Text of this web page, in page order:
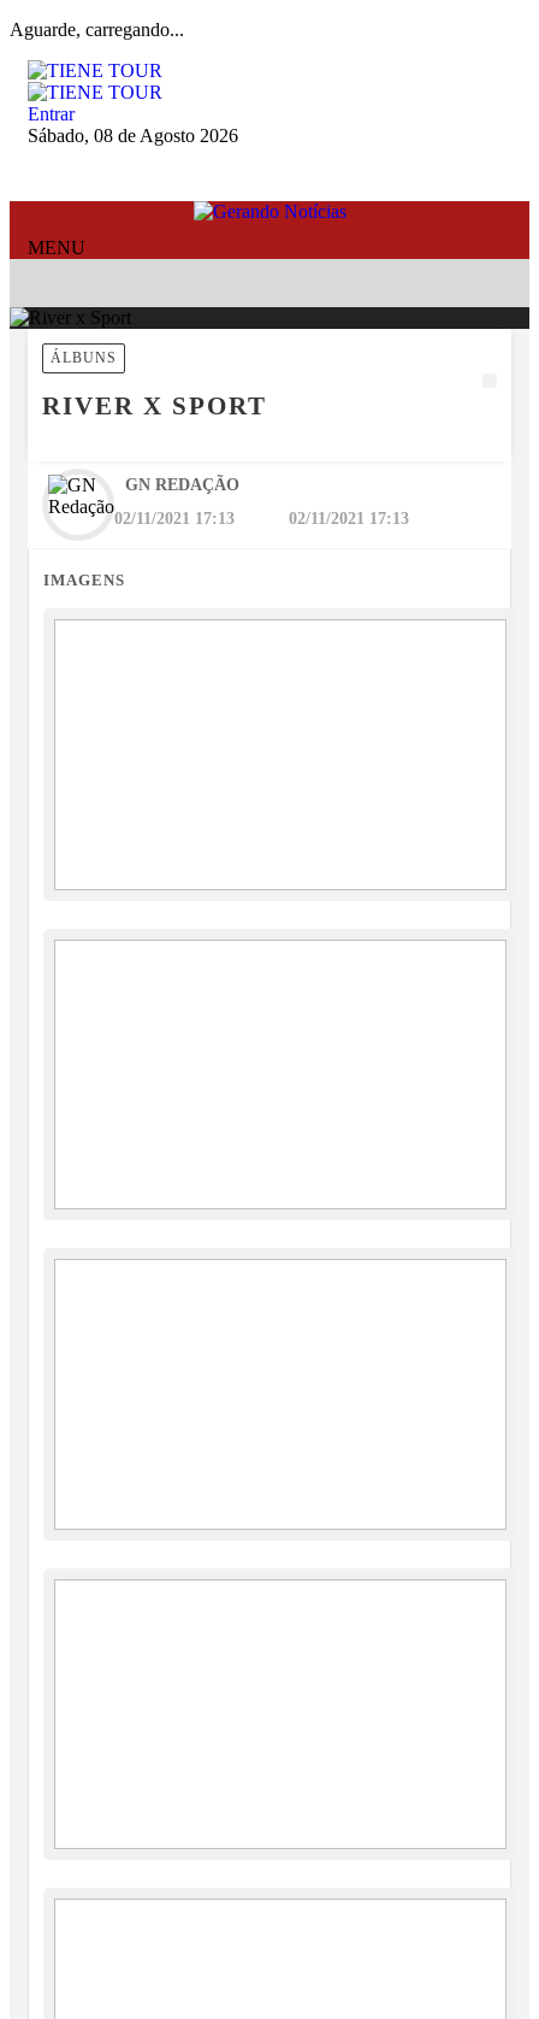
Aguarde, carregando...
Entrar
Sábado, 08 de Agosto 2026
MENU
ÁLBUNS
RIVER X SPORT
GN REDAÇÃO
02/11/2021 17:13 02/11/2021 17:13
IMAGENS